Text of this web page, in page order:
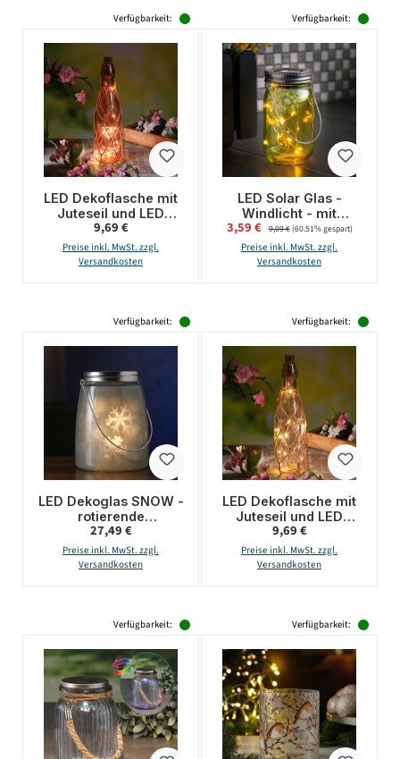
Verfügbarkeit:
LED Dekoflasche mit
Juteseil und LED
Drahtlichterkette -
Leuchtflasche - H:
28cm - dunkelrosa
Regulärer Preis:
9,69 €
Preise inkl. MwSt. zzgl.
Versandkosten
Verfügbarkeit:
LED Solar Glas -
Windlicht - mit
Drahtlichterkette -
Lichtsensor - H: 14cm
- D: 8cm - grün
Verkaufspreis:
3,59 € Regulärer Preis:
9,09 €(60.51% gespart)
Preise inkl. MwSt. zzgl.
Versandkosten
Verfügbarkeit:
LED Dekoglas SNOW -
rotierende
Schneeflocken - 11
warmweiße LED - H:
16cm - indoor - blau
Regulärer Preis:
27,49 €
Preise inkl. MwSt. zzgl.
Versandkosten
Verfügbarkeit:
LED Dekoflasche mit
Juteseil und LED
Drahtlichterkette -
Leuchtflasche - H:
28cm - lila
Regulärer Preis:
9,69 €
Preise inkl. MwSt. zzgl.
Versandkosten
Verfügbarkeit: Verfügbarkeit: